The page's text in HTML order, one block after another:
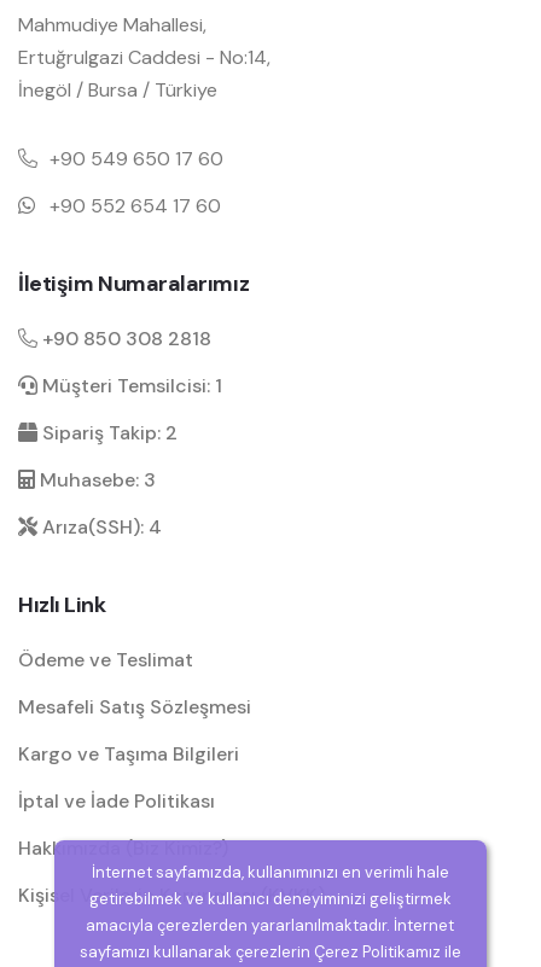
Mahmudiye Mahallesi,
Ertuğrulgazi Caddesi - No:14,
İnegöl / Bursa / Türkiye
+90 549 650 17 60
+90 552 654 17 60
İletişim Numaralarımız
+90 850 308 2818
Müşteri Temsilcisi: 1
Sipariş Takip: 2
Muhasebe: 3
Arıza(SSH): 4
Hızlı Link
Ödeme ve Teslimat
Mesafeli Satış Sözleşmesi
Kargo ve Taşıma Bilgileri
İptal ve İade Politikası
Hakkımızda (Biz Kimiz?)
Kişisel Verilerin Korunması (KVKK)
İnternet sayfamızda, kullanımınızı en verimli hale
getirebilmek ve kullanıcı deneyiminizi geliştirmek
amacıyla çerezlerden yararlanılmaktadır. İnternet
sayfamızı kullanarak çerezlerin Çerez Politikamız ile